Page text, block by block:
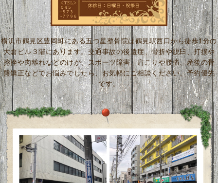
横浜市鶴見区豊岡町にある五つ星整骨院は鶴見駅西口から徒歩1分の
大倉ビル３階にあります。交通事故の後遺症、骨折や脱臼、打撲や
捻挫や肉離れなどのけが、スポーツ障害、肩こりや腰痛、産後の骨
盤矯正などでお悩みでしたら、お気軽にご相談ください。予約優先
です。